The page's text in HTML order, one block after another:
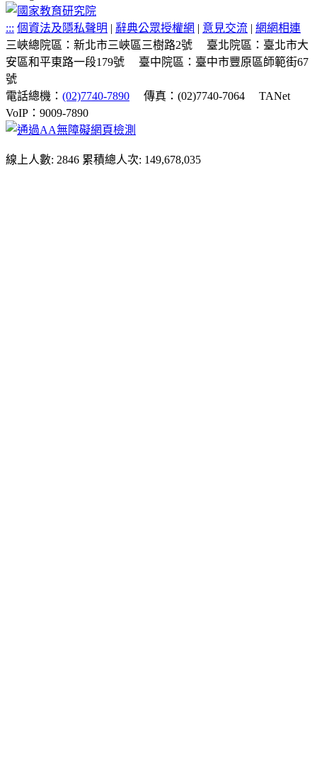
::: 個資法及隱私聲明 | 辭典公眾授權網 | 意見交流 | 網網相連
三峽總院區：新北市三峽區三樹路2號
臺北院區：臺北市大
安區和平東路一段179號
臺中院區：臺中市豐原區師範街67
號
電話總機： (02)7740-7890 傳真：(02)7740-7064
TANet
VoIP：9009-7890
線上人數: 2846 累積總人次: 149,678,035